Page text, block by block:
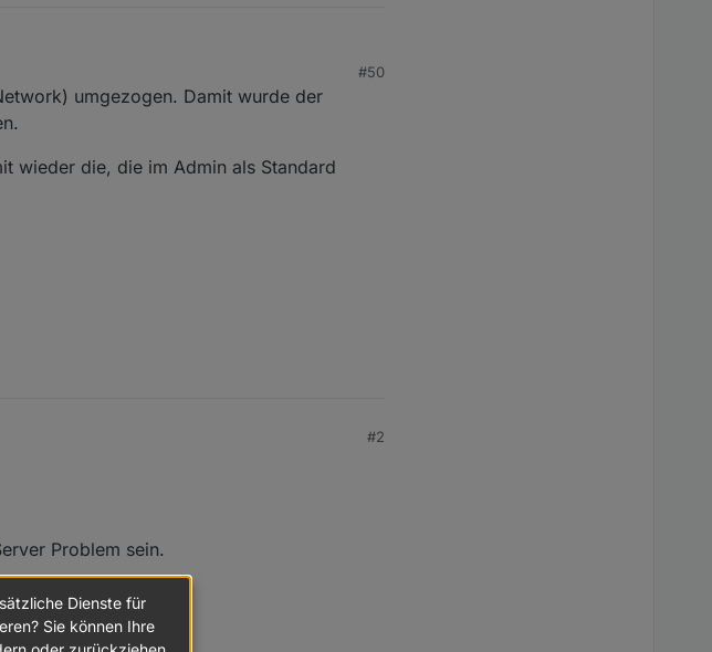
#50
umgezogen. Damit wurde der
wieder die, die im Admin als Standard
#2
Problem sein.
Dienste für
Sie können Ihre